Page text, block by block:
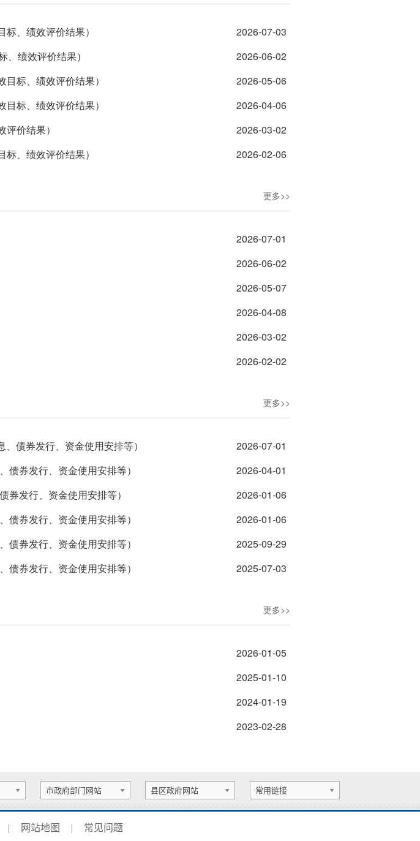
、绩效评价结果）
2026-07-03
绩效评价结果）
2026-06-02
标、绩效评价结果）
2026-05-06
标、绩效评价结果）
2026-04-06
价结果）
2026-03-02
、绩效评价结果）
2026-02-06
更多>>
2026-07-01
2026-06-02
2026-05-07
2026-04-08
2026-03-02
2026-02-02
更多>>
债券发行、资金使用安排等）
2026-07-01
券发行、资金使用安排等）
2026-04-01
发行、资金使用安排等）
2026-01-06
券发行、资金使用安排等）
2026-01-06
券发行、资金使用安排等）
2025-09-29
券发行、资金使用安排等）
2025-07-03
更多>>
2026-01-05
2025-01-10
2024-01-19
2023-02-28